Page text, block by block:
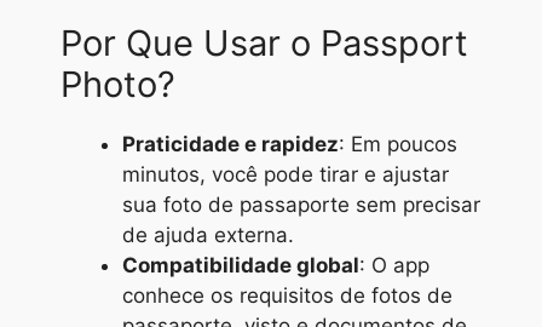
Por Que Usar o Passport
Photo?
Praticidade e rapidez: Em poucos
minutos, você pode tirar e ajustar
sua foto de passaporte sem precisar
de ajuda externa.
Compatibilidade global: O app
conhece os requisitos de fotos de